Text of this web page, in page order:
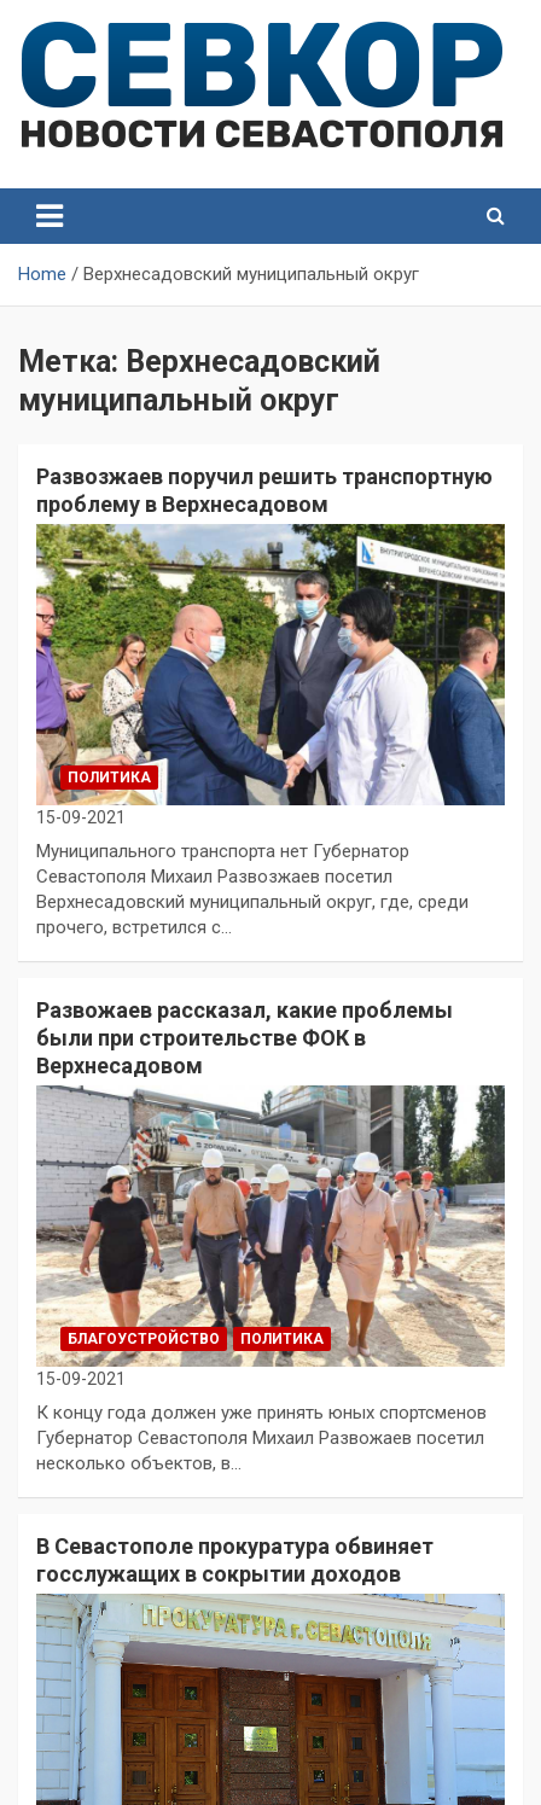
content
Севастополя
Севастополя
Home Верхнесадовский муниципальный округ
Метка: Верхнесадовский
муниципальный округ
Развозжаев поручил решить транспортную
проблему в Верхнесадовом
ПОЛИТИКА
15-09-2021
Муниципального транспорта нет Губернатор
Севастополя Михаил Развозжаев посетил
Верхнесадовский муниципальный округ, где, среди
прочего, встретился с…
Развожаев рассказал, какие проблемы
были при строительстве ФОК в
Верхнесадовом
БЛАГОУСТРОЙСТВО ПОЛИТИКА
15-09-2021
К концу года должен уже принять юных спортсменов
Губернатор Севастополя Михаил Развожаев посетил
несколько объектов, в…
В Севастополе прокуратура обвиняет
госслужащих в сокрытии доходов